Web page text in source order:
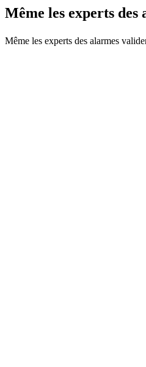
Même les experts
Même les experts des alarmes